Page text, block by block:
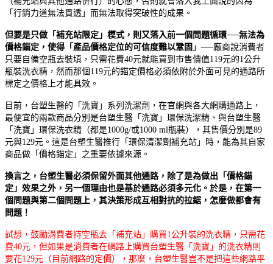
「行銷力道無法貫透」而無法取得突破性的成果。
但要是只做「 補充站限定」模式，則又落入前一個問題循環──無法為
價格錨定，使得「產品價格定位的可信度難以鞏固 」 ──廠商說消費者
只要自備空瓶去裝填，只需花費40元就能買到市售價值119元的1公升
瓶裝洗衣精，然而那個119元的錨定價格必須依附於外面可見的通路所
標定之價格上才能具效。
目前，台塑生醫的「洗寶」系列洗潔劑，在官網與各大網購通路上，
最便宜的兩款商品分別是台塑生醫「洗寶」環保洗潔精、與台塑生醫
「洗寶」環保洗衣精（都是1000g/或1000 ml瓶裝），其售價分別是89
元與129元。這是台塑生醫推行「環保清潔劑補充站」時，能為其自家
商品做「價格錨定」之重要依據來源。
換言之， 台塑生醫必須保留外面其他通路，除了是為做出「價格錨
定」效果之外，另一個理由也是基於通路必須多元化。於是，在第一
個問題與第二個問題上，其決策形成互相對抗的拉鋸，怎麼做都會有
問題！
試想，鼓勵消費者持空瓶去「補充站」購買1公升裝的洗衣精，只需花
費40元，但如果是消費者在網路上購買台塑生醫「洗寶」的洗衣精則
要花129元（目前網路的定價），那麼，台塑生醫豈不是把這些網路平